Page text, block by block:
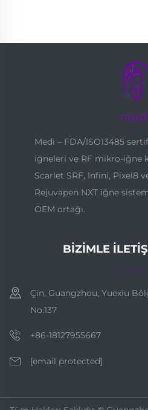
Medi – FDA/ISO13485
iğneleri ve RF mikro-iğne
Scarlet SRF, Infini, Pixel8
Rejuvapen NXT iğne
OEM ortağı.
BIZIMLE
Çin, Guangzhou, Yuexiu
No.137
+86-18127955667
[email protected]